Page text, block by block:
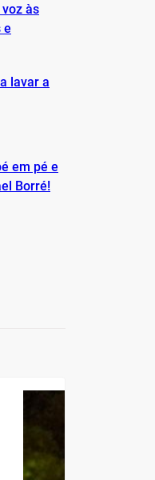
às
e
lavar a
em pé e
Borré!